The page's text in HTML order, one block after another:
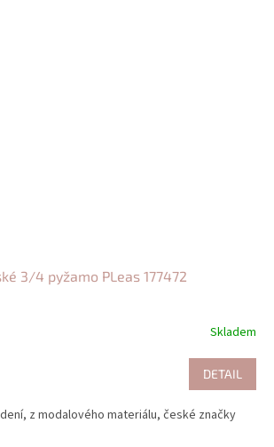
3/4 pyžamo PLeas 177472
Skladem
DETAIL
z modalového materiálu, české značky